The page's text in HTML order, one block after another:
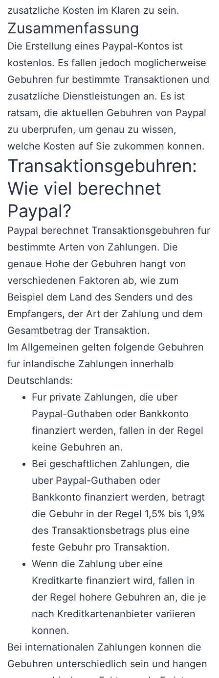
zusatzliche Kosten im Klaren zu sein.
Zusammenfassung
Die Erstellung eines Paypal-Kontos ist
kostenlos. Es fallen jedoch moglicherweise
Gebuhren fur bestimmte Transaktionen und
zusatzliche Dienstleistungen an. Es ist
ratsam, die aktuellen Gebuhren von Paypal
zu uberprufen, um genau zu wissen,
welche Kosten auf Sie zukommen konnen.
Transaktionsgebuhren:
Wie viel berechnet
Paypal?
Paypal berechnet Transaktionsgebuhren fur
bestimmte Arten von Zahlungen. Die
genaue Hohe der Gebuhren hangt von
verschiedenen Faktoren ab, wie zum
Beispiel dem Land des Senders und des
Empfangers, der Art der Zahlung und dem
Gesamtbetrag der Transaktion.
Im Allgemeinen gelten folgende Gebuhren
fur inlandische Zahlungen innerhalb
Deutschlands:
Fur private Zahlungen, die uber
Paypal-Guthaben oder Bankkonto
finanziert werden, fallen in der Regel
keine Gebuhren an.
Bei geschaftlichen Zahlungen, die
uber Paypal-Guthaben oder
Bankkonto finanziert werden, betragt
die Gebuhr in der Regel 1,5% bis 1,9%
des Transaktionsbetrags plus eine
feste Gebuhr pro Transaktion.
Wenn die Zahlung uber eine
Kreditkarte finanziert wird, fallen in
der Regel hohere Gebuhren an, die je
nach Kreditkartenanbieter variieren
konnen.
Bei internationalen Zahlungen konnen die
Gebuhren unterschiedlich sein und hangen